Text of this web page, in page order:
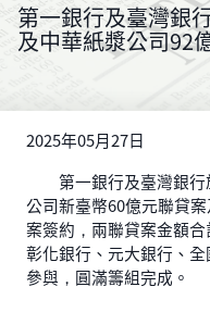
第一銀行及臺灣銀
及中華紙漿公司92
2025年05月27日
第一銀行及臺灣銀行
公司新臺幣60億元聯貸
案簽約，兩聯貸案金額
彰化銀行、元大銀行、
參與，圓滿籌組完成。